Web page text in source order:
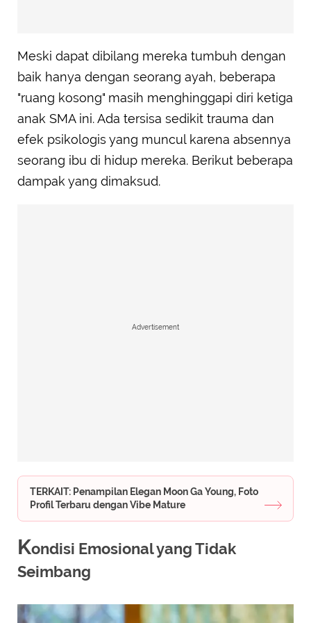
Meski dapat dibilang mereka tumbuh dengan
baik hanya dengan seorang ayah, beberapa
"ruang kosong" masih menghinggapi diri ketiga
anak SMA ini. Ada tersisa sedikit trauma dan
efek psikologis yang muncul karena absennya
seorang ibu di hidup mereka. Berikut beberapa
dampak yang dimaksud.
Advertisement
TERKAIT: Penampilan Elegan Moon Ga Young, Foto
Profil Terbaru dengan Vibe Mature
Kondisi Emosional yang Tidak
Seimbang